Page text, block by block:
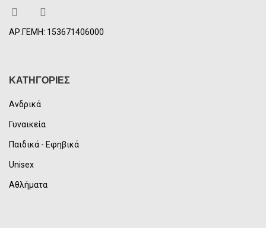
ΑΡ.ΓΕΜΗ: 153671406000
ΚΑΤΗΓΟΡΙΕΣ
Ανδρικά
Γυναικεία
Παιδικά - Εφηβικά
Unisex
Αθλήματα